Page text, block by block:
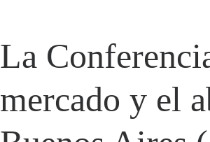
La
mercado y el